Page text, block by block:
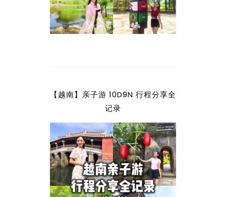
【越南】亲子游 10D9N 行程分享全
记录